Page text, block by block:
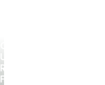
UN
RINCÓN
FRESCO